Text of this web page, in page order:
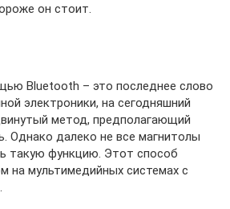
он стоит.
Bluetooth – это последнее слово
электроники, на сегодняшний
метод, предполагающий
Однако далеко не все магнитолы
такую функцию. Этот способ
на мультимедийных системах с